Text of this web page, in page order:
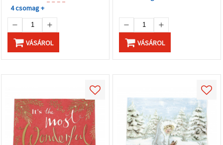
4 csomag +
VÁSÁROL VÁSÁROL